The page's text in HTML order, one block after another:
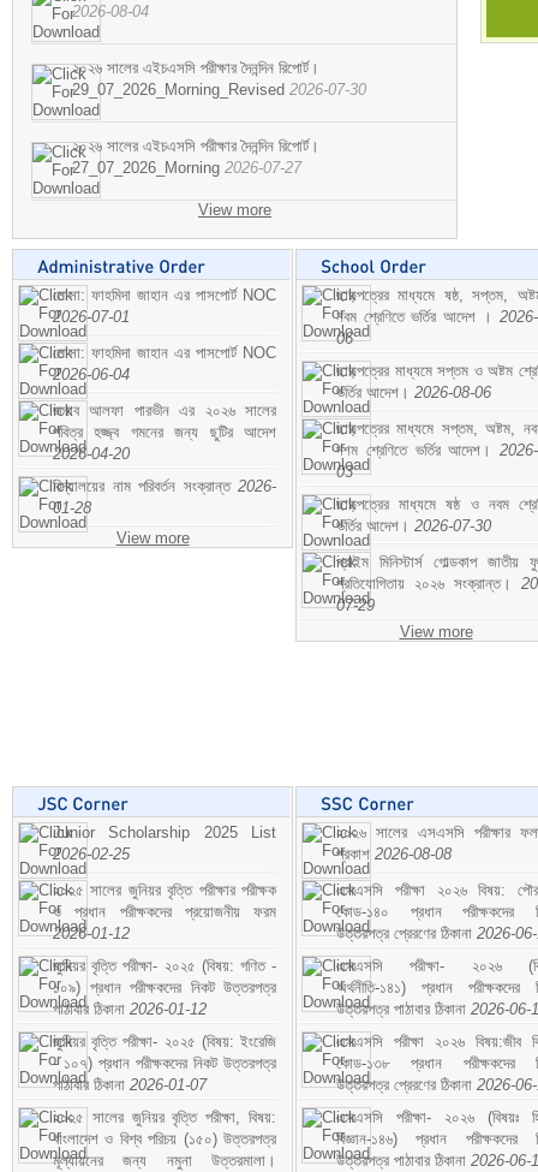
2026-08-04
২০২৬ সালের এইচএসসি পরীক্ষার দৈনন্দিন রিপোর্ট।
29_07_2026_Morning_Revised 2026-07-30
২০২৬ সালের এইচএসসি পরীক্ষার দৈনন্দিন রিপোর্ট।
27_07_2026_Morning 2026-07-27
View more
মোসা: ফাহমিদা জাহান এর পাসপোর্ট NOC
2026-07-01
মোসা: ফাহমিদা জাহান এর পাসপোর্ট NOC
2026-06-04
জনাব আলফা পারভীন এর ২০২৬ সালের
পবিত্র হজ্জ্ব গমনের জন্য ছুটির আদেশ
2026-04-20
বিদ্যালয়ের নাম পরিবর্তন সংক্রান্ত 2026-
01-28
View more
ছাড়পত্রের মাধ্যমে ষষ্ঠ, সপ্তম,
নবম শ্রেণিতে ভর্তির আদেশ ।
06
ছাড়পত্রের মাধ্যমে সপ্তম ও অষ্টম
ভর্তির আদেশ। 2026-08-06
ছাড়পত্রের মাধ্যমে সপ্তম, অষ্টম,
দশম শ্রেণিতে ভর্তির আদেশ।
03
ছাড়পত্রের মাধ্যমে ষষ্ঠ ও নবম
ভর্তির আদেশ। 2026-07-30
প্রাইম মিনিস্টার্স গোল্ডকাপ জাতীয়
প্রতিযোগিতায় ২০২৬ সংক্রান্ত।
07-29
View more
Junior Scholarship 2025 List
2026-02-25
২০২৫ সালের জুনিয়র বৃত্তি পরীক্ষার পরীক্ষক
ও প্রধান পরীক্ষকদের প্রয়োজনীয় ফরম
2026-01-12
জুনিয়র বৃত্তি পরীক্ষা- ২০২৫ (বিষয়: গণিত -
১০৯) প্রধান পরীক্ষকদের নিকট উত্তরপত্র
পাঠাবার ঠিকানা 2026-01-12
জুনিয়র বৃত্তি পরীক্ষা- ২০২৫ (বিষয়: ইংরেজি
- ১০৭) প্রধান পরীক্ষকদের নিকট উত্তরপত্র
পাঠাবার ঠিকানা 2026-01-07
২০২৫ সালের জুনিয়র বৃত্তি পরীক্ষা, বিষয়:
বাংলাদেশ ও বিশ্ব পরিচয় (১৫০) উত্তরপত্র
মূল্যায়নের জন্য নমুনা উত্তরমালা।
২০২৬ সালের এসএসসি পরীক্ষার
প্রকাশ 2026-08-08
এসএসসি পরীক্ষা ২০২৬ বিষয়:
কোড-১৪০ প্রধান পরীক্ষকদের
উত্তরপত্র প্রেরণের ঠিকানা 2026-
এসএসসি পরীক্ষা- ২০২৬
অর্থনীতি-১৪১) প্রধান পরীক্ষকদের
উত্তরপত্র পাঠাবার ঠিকানা 2026-06-
এসএসসি পরীক্ষা ২০২৬ বিষয়:জীব
কোড-১৩৮ প্রধান পরীক্ষকদের
উত্তরপত্র প্রেরণের ঠিকানা 2026-
এসএসসি পরীক্ষা- ২০২৬ (বিষয়ঃ
বিজ্ঞান-১৪৬) প্রধান পরীক্ষকদের
উত্তরপত্র পাঠাবার ঠিকানা 2026-06-